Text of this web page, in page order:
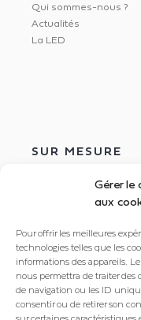
Gérer le
aux
Pour offrir les meilleures
technologies telles que les
informations des appareils.
nous permettra de traiter
de navigation ou les ID
consentir ou de retirer son
Qui sommes-nous ?
Actualités
La LED
SUR MESURE
Éclairage circadien
Gestion de l'éclairage
Dalle LED imprimée